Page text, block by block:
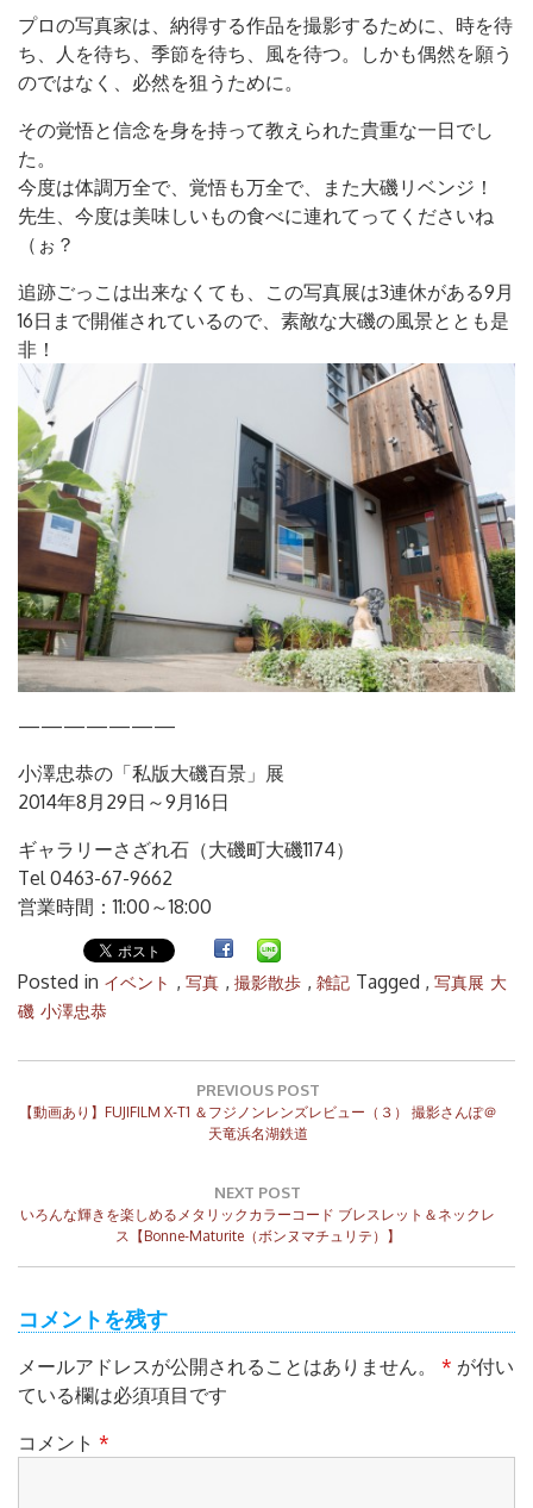
プロの写真家は、納得する作品を撮影するために、時を待
ち、人を待ち、季節を待ち、風を待つ。しかも偶然を願う
のではなく、必然を狙うために。
その覚悟と信念を身を持って教えられた貴重な一日でし
た。
今度は体調万全で、覚悟も万全で、また大磯リベンジ！
先生、今度は美味しいもの食べに連れてってくださいね
（ぉ？
追跡ごっこは出来なくても、この写真展は3連休がある9月
16日まで開催されているので、素敵な大磯の風景ととも是
非！
———————
小澤忠恭の「私版大磯百景」展
2014年8月29日～9月16日
ギャラリーさざれ石（大磯町大磯1174）
Tel 0463-67-9662
営業時間：11:00～18:00
Posted in イベント , 写真 , 撮影散歩 , 雑記 Tagged , 写真展 大
磯 小澤忠恭
ナ
シ
ョ
PREVIOUS POST
Previous
【動画あり】FUJIFILM X-T1 ＆フジノンレンズレビュー（３） 撮影さんぽ＠
天竜浜名湖鉄道
NEXT POST
Next
いろんな輝きを楽しめるメタリックカラーコード ブレスレット＆ネックレ
ス【Bonne-Maturite（ボンヌマチュリテ）】
コメントを残す
メールアドレスが公開されることはありません。 * が付い
ている欄は必須項目です
コメント *